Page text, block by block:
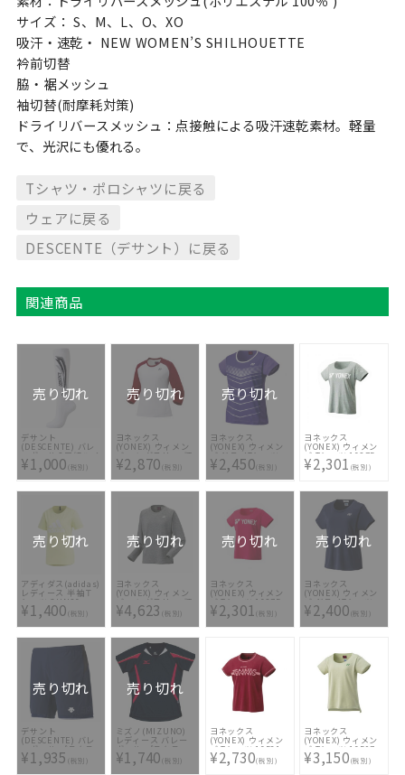
サイズ： S、M、L、O、XO
吸汗・速乾・ NEW WOMEN’S SHILHOUETTE
衿前切替
脇・裾メッシュ
袖切替(耐摩耗対策)
ドライリバースメッシュ：点接触による吸汗速乾素材。軽量
で、光沢にも優れる。
Tシャツ・ポロシャツに戻る
ウェアに戻る
DESCENTE（デサント）に戻る
関連商品
売り切れ
デサント
(DESCENTE) バレ
ーボール 2足組ハイ
ソックス
DVALJB01 WBK
¥1,000(税別)
売り切れ
ヨネックス
(YONEX) ウィメン
ズ ロングスリーブT
シャツ 16580-114
¥2,870(税別)
売り切れ
ヨネックス
(YONEX) ウィメン
ズ ドライTシャツ
16518-751
¥2,450(税別)
ヨネックス
(YONEX) ウィメン
ズ Tシャツ 16275-
010
¥2,301 (税別)
売り切れ
アディダス(adidas)
レディース 半袖Ｔ
シャツ GUN26-
FM5303
¥1,400(税別)
売り切れ
ヨネックス
(YONEX) ウィメン
ズ ロングスリーブT
シャツ 16721-010
¥4,623 (税別)
売り切れ
ヨネックス
(YONEX) ウィメン
ズ Tシャツ 16275-
248
¥2,301 (税別)
売り切れ
ヨネックス
(YONEX) ウィメン
ズ ドライTシャツ
16544-019
¥2,400(税別)
売り切れ
デサント
(DESCENTE) バレ
ーボール プラクテ
ィスパンツ
DSP1902 NVY
¥1,935 (税別)
売り切れ
ミズノ(MIZUNO)
レディース バレー
ボール プラクティ
スシャツ 半袖
¥1,740(税別)
ヨネックス
(YONEX) ウィメン
ズ Tシャツ 16581-
037
¥2,730(税別)
ヨネックス
(YONEX) ウィメン
ズ Tシャツ 16597-
355
¥3,150(税別)